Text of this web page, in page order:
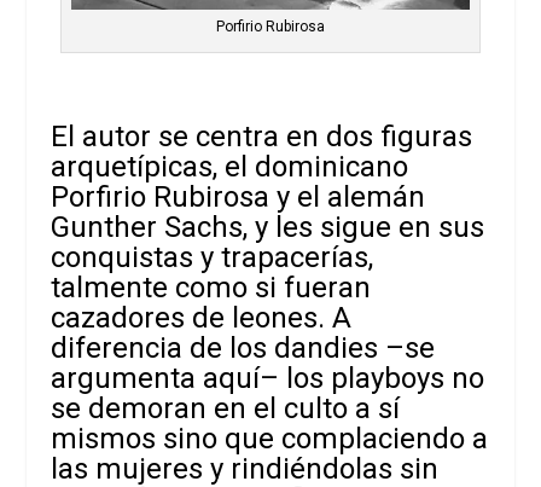
Porfirio Rubirosa
El autor se centra en dos figuras
arquetípicas, el dominicano
Porfirio Rubirosa y el alemán
Gunther Sachs, y les sigue en sus
conquistas y trapacerías,
talmente como si fueran
cazadores de leones. A
diferencia de los dandies –se
argumenta aquí– los playboys no
se demoran en el culto a sí
mismos sino que complaciendo a
las mujeres y rindiéndolas sin